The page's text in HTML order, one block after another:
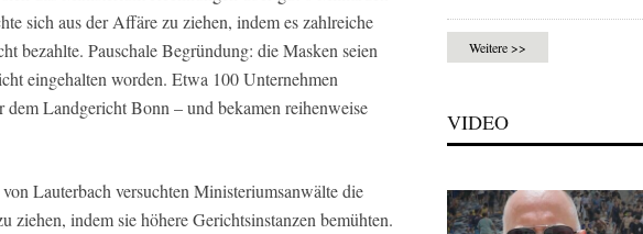
sich aus der Affäre zu ziehen, indem es zahlreiche
bezahlte. Pauschale Begründung: die Masken seien
eingehalten worden. Etwa 100 Unternehmen
Landgericht Bonn – und bekamen reihenweise
Lauterbach versuchten Ministeriumsanwälte die
ziehen, indem sie höhere Gerichtsinstanzen bemühten.
Weitere >>
VIDEO